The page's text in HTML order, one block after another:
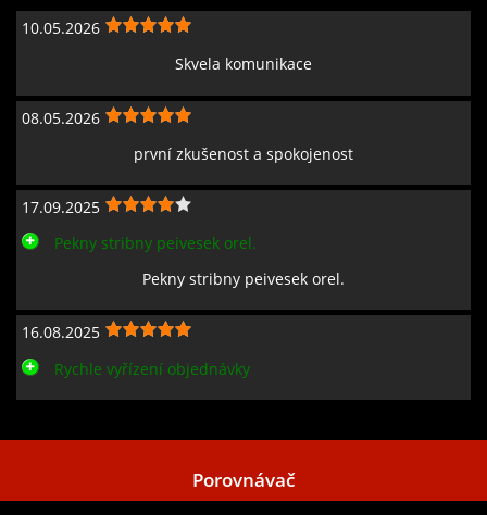
10.05.2026
Skvela komunikace
08.05.2026
první zkušenost a spokojenost
17.09.2025
Pekny stribny peivesek orel.
Pekny stribny peivesek orel.
16.08.2025
Rychle vyřízení objednávky
Porovnávač